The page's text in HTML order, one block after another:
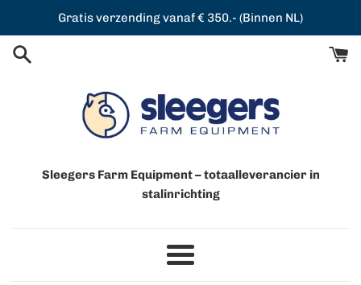
de
content
Gratis verzending vanaf € 350.- (Binnen NL)
Sleegers Farm Equipment – totaalleverancier in
stalinrichting
Menu